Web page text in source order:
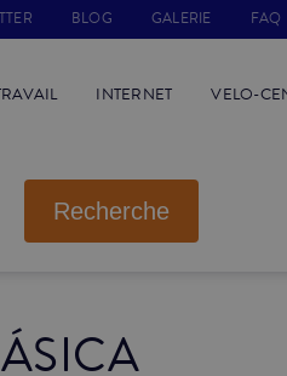
BLOG GALERIE FAQ
INTERNET VELO-
Recherche